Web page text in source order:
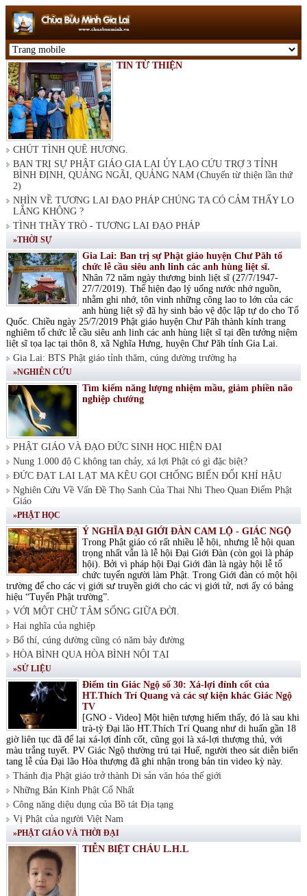
TIN TỪ THIỆN
CHÚT TÌNH QUÊ HƯƠNG.
BAN TRỊ SỰ PHẬT GIÁO GIA LAI ỦY LẠO CỨU TRỢ 3 TỈNH
BÌNH ĐỊNH, QUẢNG NGÃI, QUẢNG NAM (Chuyến từ thiện lần thứ
2)
NHÌN VỀ TƯƠNG LAI ĐẠO PHÁP CHÚNG TA CÓ CẢM THẤY LO
LẮNG KHÔNG ?
TÌNH THẦY TRÒ - TƯƠNG LAI ĐẠO PHÁP
»THỜI SỰ
Gia Lai: Ban trị sự Phật giáo huyện Chư Păh tổ
chức lễ cầu siêu anh linh các anh hùng liệt sĩ.
Nhân 72 năm ngày thương binh liệt sĩ (27/7/1947-
27/7/2019). Thể hiện đạo lý uống nước nhớ nguồn,
nhằm ghi nhớ, tôn vinh những công lao to lớn của các
anh hùng liệt sỹ đã hy sinh bảo vệ độc lập tự do cho Tổ
Quốc. Chiều ngày 25/7/2019 Phật giáo huyện Chư Păh thành kính trang
nghiêm tổ chức lễ cầu siêu anh linh các anh hùng liệt sĩ tại đền tưởng niệm
liệt sĩ tọa lạc tại thôn 8, xã Nghĩa Hưng, huyện Chư Păh tỉnh Gia Lai.
Gia Lai: BTS Phật giáo tỉnh thăm, cúng dường trường hạ
»NGHIÊN CỨU
Tìm kiếm năng lượng nhiệm mầu, giảm phiền não
nghiệp chướng
PHẬT GIÁO VÀ ĐẠO ĐỨC SINH HỌC HIỆN ĐẠI
Nung 1.000 độ C không tan chảy, xá lợi Phật có gì đặc biệt?
ĐỨC ĐẠT LAI LẠT MA KÊU GỌI CHỐNG BIẾN ĐỔI KHÍ HẬU
Nghiên Cứu Về Vấn Đề Thọ Sanh Của Thai Nhi Theo Quan Điểm Phật
Giáo
»PHẬT HỌC
Ý NGHĨA ĐẠI GIỚI ĐÀN CAM LỘ - GIÁC NGỘ
Trong Phật giáo có rất nhiều lễ hội, nhưng lễ hội quan
trọng nhất vẫn là lễ hội Đại Giới Đàn (còn gọi là pháp
hội). Bởi vì pháp hội Đại Giới đàn là ngày hội lễ tổ
chức tuyển người làm Phật. Trong Giới đàn có một hội
trường để cho các vị giới sư truyền giới cho các vị giới tử, nơi ấy có bảng
hiệu “Tuyển Phật trường”.
VỚI MỘT CHỮ TÂM SỐNG GIỮA ĐỜI.
Hai nghĩa của nghiệp
Bố thí, cúng dường cũng có năm bảy đường
HÒA BÌNH QUA HÒA BÌNH NỘI TẠI
»SỬ LIỆU
Điểm tin Giác Ngộ số 30: Xá-lợi đỉnh cốt của
HT.Thích Trí Quang và các sự kiện khác Giác Ngộ
TV
[GNO - Video] Một hiện tượng hiếm thấy, đó là sau khi
trà-tỳ Đại lão HT.Thích Trí Quang như di huấn gần 18
giờ liên tục đã để lại xá-lợi đỉnh cốt, cũng gọi là xá-lợi thượng thủ, với
màu trắng tuyết. PV Giác Ngộ thường trú tại Huế, người theo sát diễn biến
tang lễ của Đại lão Hòa thượng đã ghi nhận trong bản tin video kỳ này.
Thánh địa Phật giáo trở thành Di sản văn hóa thế giới
Những Bản Kinh Phật Cổ Nhất
Công năng diệu dụng của Bồ tát Địa tạng
Vị Phật của người Việt Nam
»PHẬT GIÁO VÀ THỜI ĐẠI
TIỄN BIỆT CHÁU L.H.L